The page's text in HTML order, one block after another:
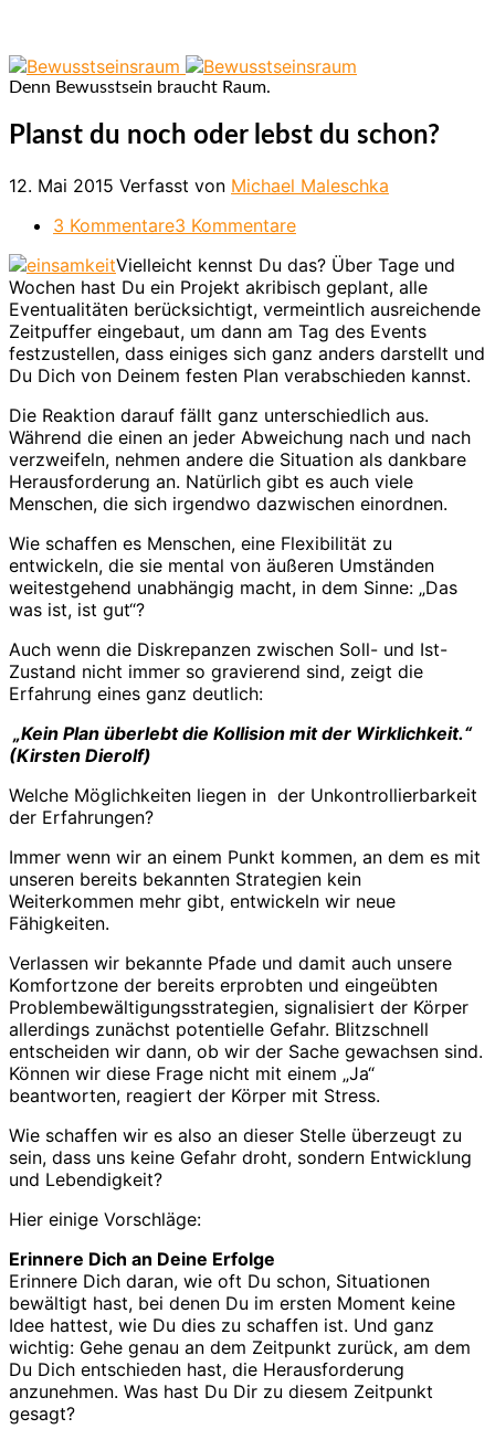
Denn Bewusstsein braucht Raum.
Planst du noch oder lebst du schon?
12. Mai 2015 Verfasst von Michael Maleschka
3 Kommentare3 Kommentare
Vielleicht kennst Du das? Über Tage und
Wochen hast Du ein Projekt akribisch geplant, alle
Eventualitäten berücksichtigt, vermeintlich ausreichende
Zeitpuffer eingebaut, um dann am Tag des Events
festzustellen, dass einiges sich ganz anders darstellt und
Du Dich von Deinem festen Plan verabschieden kannst.
Die Reaktion darauf fällt ganz unterschiedlich aus.
Während die einen an jeder Abweichung nach und nach
verzweifeln, nehmen andere die Situation als dankbare
Herausforderung an. Natürlich gibt es auch viele
Menschen, die sich irgendwo dazwischen einordnen.
Wie schaffen es Menschen, eine Flexibilität zu
entwickeln, die sie mental von äußeren Umständen
weitestgehend unabhängig macht, in dem Sinne: „Das
was ist, ist gut“?
Auch wenn die Diskrepanzen zwischen Soll- und Ist-
Zustand nicht immer so gravierend sind, zeigt die
Erfahrung eines ganz deutlich:
„Kein Plan überlebt die Kollision mit der Wirklichkeit.“
(Kirsten Dierolf)
Welche Möglichkeiten liegen in der Unkontrollierbarkeit
der Erfahrungen?
Immer wenn wir an einem Punkt kommen, an dem es mit
unseren bereits bekannten Strategien kein
Weiterkommen mehr gibt, entwickeln wir neue
Fähigkeiten.
Verlassen wir bekannte Pfade und damit auch unsere
Komfortzone der bereits erprobten und eingeübten
Problembewältigungsstrategien, signalisiert der Körper
allerdings zunächst potentielle Gefahr. Blitzschnell
entscheiden wir dann, ob wir der Sache gewachsen sind.
Können wir diese Frage nicht mit einem „Ja“
beantworten, reagiert der Körper mit Stress.
Wie schaffen wir es also an dieser Stelle überzeugt zu
sein, dass uns keine Gefahr droht, sondern Entwicklung
und Lebendigkeit?
Hier einige Vorschläge:
Erinnere Dich an Deine Erfolge
Erinnere Dich daran, wie oft Du schon, Situationen
bewältigt hast, bei denen Du im ersten Moment keine
Idee hattest, wie Du dies zu schaffen ist. Und ganz
wichtig: Gehe genau an dem Zeitpunkt zurück, am dem
Du Dich entschieden hast, die Herausforderung
anzunehmen. Was hast Du Dir zu diesem Zeitpunkt
gesagt?